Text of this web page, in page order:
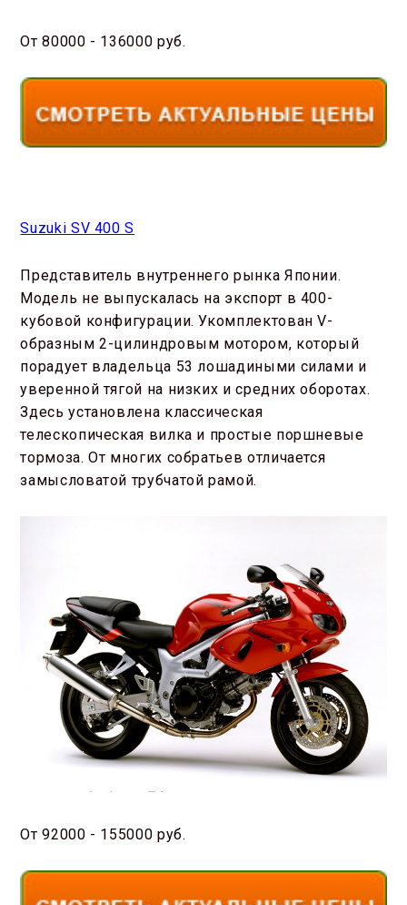
От 80000 - 136000 руб.
Suzuki SV 400 S
Представитель внутреннего рынка Японии.
Модель не выпускалась на экспорт в 400-
кубовой конфигурации. Укомплектован V-
образным 2-цилиндровым мотором, который
порадует владельца 53 лошадиными силами и
уверенной тягой на низких и средних оборотах.
Здесь установлена классическая
телескопическая вилка и простые поршневые
тормоза. От многих собратьев отличается
замысловатой трубчатой рамой.
От 92000 - 155000 руб.